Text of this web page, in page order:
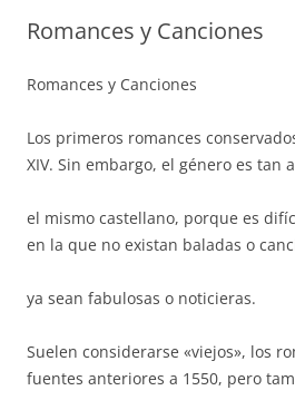
Romances y Canciones
Romances y Canciones
Los primeros romances
XIV. Sin embargo, el género es tan
el mismo castellano, porque es
en la que no existan baladas o
ya sean fabulosas o noticieras.
Suelen considerarse «viejos», los
fuentes anteriores a 1550, pero